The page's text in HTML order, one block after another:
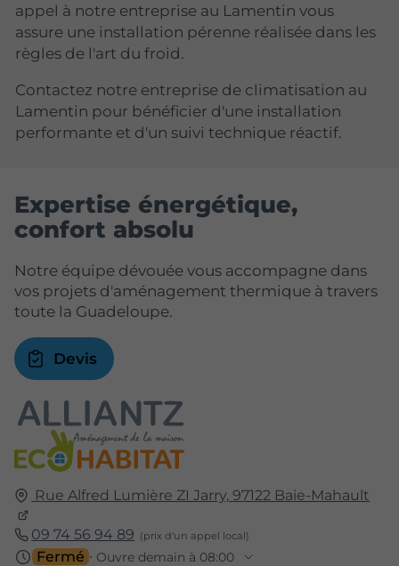
appel à notre entreprise au Lamentin vous
assure une installation pérenne réalisée dans les
règles de l'art du froid.
Contactez notre entreprise de climatisation au
Lamentin pour bénéficier d'une installation
performante et d'un suivi technique réactif.
Rue Alfred Lumière ZI Jarry, 97122 Baie-Mahault
09 74 56 94 89
Fermé ⋅ Ouvre demain à 08:00
Expertise énergétique,
confort absolu
Notre équipe dévouée vous accompagne dans
vos projets d'aménagement thermique à travers
toute la Guadeloupe.
Devis